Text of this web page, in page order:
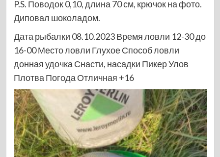
P.S. Поводок 0,10, длина 70 см, крючок на фото.
Диповал шоколадом.
Дата рыбалки 08.10.2023 Время ловли 12-30 до
16-00 Место ловли Глухое Способ ловли
донная удочка Снасти, насадки Пикер Улов
Плотва Погода Отличная +16